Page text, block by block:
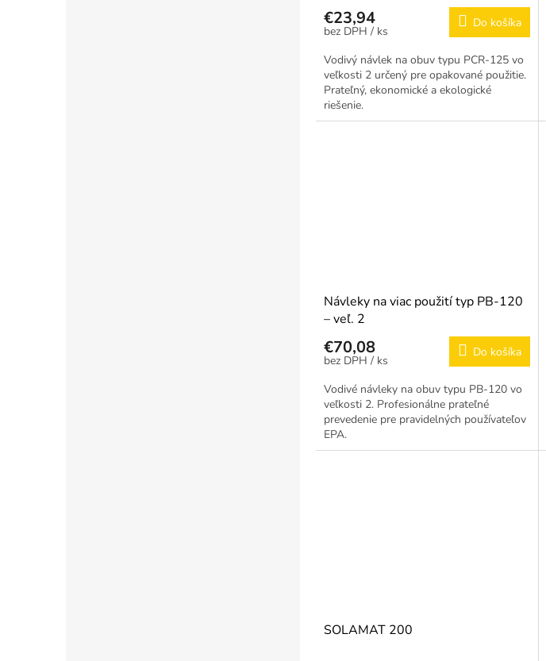
€23,94
/ ks
Do košíka
Vodivý návlek na obuv typu PCR-125 vo
veľkosti 2 určený pre opakované použitie.
Prateľný, ekonomické a ekologické
riešenie.
Návleky na viac použití typ PB-120
– veľ. 2
€70,08
/ ks
Do košíka
Vodivé návleky na obuv typu PB-120 vo
veľkosti 2. Profesionálne prateľné
prevedenie pre pravidelných používateľov
EPA.
SOLAMAT 200